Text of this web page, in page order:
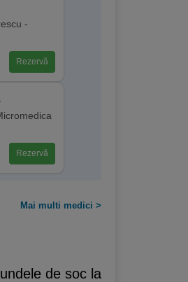
-
Rezervă
Rezervă
Mai multi medici >
de soc la